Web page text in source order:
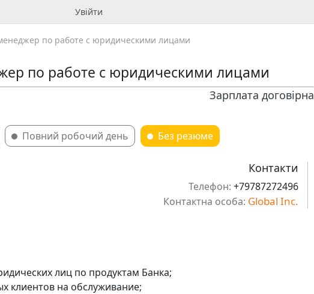
Увійти
по работе с юридическими лицами
по работе с юридическими лицами
Зарплата договірна
Повний робочий день Без резюме
Контакти
Телефон: +79787272496
Контактна особа: Global Inc.
лиц по продуктам Банка;
клиентов на обслуживание;